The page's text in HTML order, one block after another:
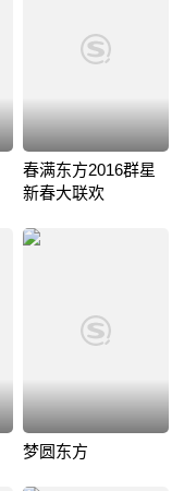
春满东方2016群星
新春大联欢
梦圆东方